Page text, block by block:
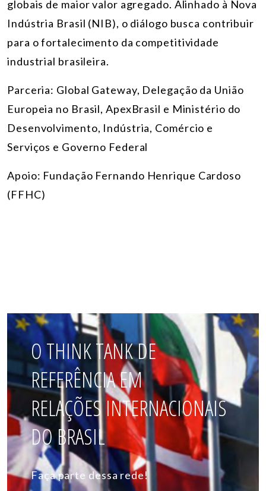
globais de maior valor agregado. Alinhado à Nova
Indústria Brasil (NIB), o diálogo busca contribuir
para o fortalecimento da competitividade
industrial brasileira.
Parceria: Global Gateway, Delegação da União
Europeia no Brasil, ApexBrasil e Ministério do
Desenvolvimento, Indústria, Comércio e
Serviços e Governo Federal
Apoio: Fundação Fernando Henrique Cardoso
(FFHC)
O THINK TANK DE
REFERÊNCIA EM
RELAÇÕES INTERNACIONAIS
DO BRASIL
Faça parte dessa rede!